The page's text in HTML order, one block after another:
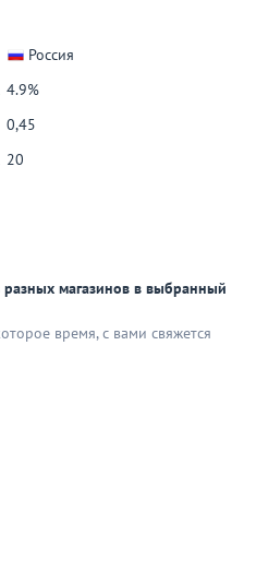
Россия
4.9%
0,45
20
магазинов в выбранный
время, с вами свяжется